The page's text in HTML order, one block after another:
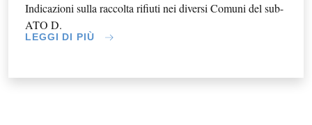
Indicazioni sulla raccolta rifiuti nei diversi Comuni del sub-
ATO D.
LEGGI DI PIÙ